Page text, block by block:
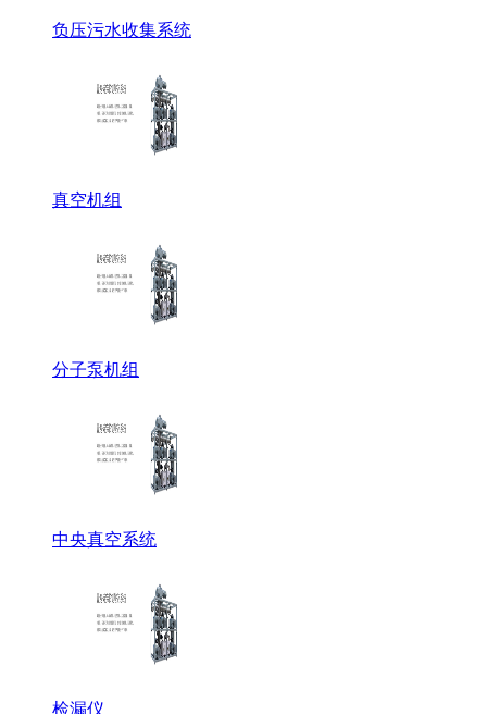
负压污水收集系统
真空机组
分子泵机组
中央真空系统
检漏仪